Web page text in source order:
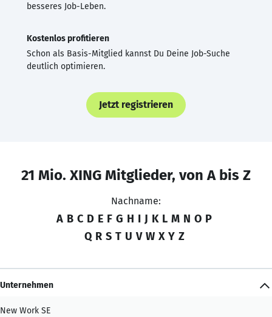
besseres Job-Leben.
Kostenlos profitieren
Schon als Basis-Mitglied kannst Du Deine Job-Suche
deutlich optimieren.
Jetzt registrieren
21 Mio. XING Mitglieder, von A bis Z
Nachname:
A B C D E F G H I J K L M N O P
Q R S T U V W X Y Z
Unternehmen
New Work SE